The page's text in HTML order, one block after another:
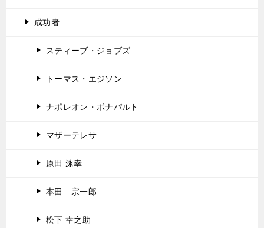
成功者
スティーブ・ジョブズ
トーマス・エジソン
ナポレオン・ボナパルト
マザーテレサ
原田 泳幸
本田 宗一郎
松下 幸之助